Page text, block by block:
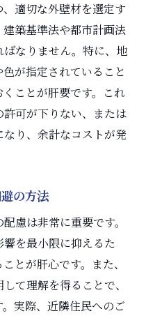
適切な外壁材を選定す
築基準法や都市計画法
なりません。特に、地
が指定されていること
ことが肝要です。これ
可が下りない、または
り、余計なコストが発
の方法
慮は非常に重要です。
を最小限に抑えるた
とが肝心です。また、
て理解を得ることで、
実際、近隣住民へのご